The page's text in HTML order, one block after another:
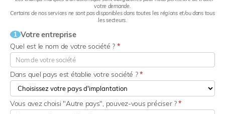
votre demande.
Certains de nos services ne sont pas disponibles dans toutes les régions et/ou dans tous
les secteurs.
1 Votre entreprise
Quel est le nom de votre société ? *
Dans quel pays est établie votre société ?*
Vous avez choisi "Autre pays", pouvez-vous préciser ?*